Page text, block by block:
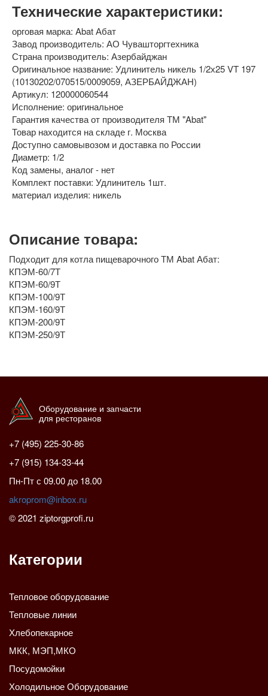
Технические характеристики:
орговая марка: Abat Абат
Завод производитель: АО Чувашторгтехника
Страна производитель: Азербайджан
Оригинальное название: Удлинитель никель 1/2х25 VT 197
(10130202/070515/0009059, АЗЕРБАЙДЖАН)
Артикул: 120000060544
Исполнение: оригинальное
Гарантия качества от производителя ТМ "Abat"
Товар находится на складе г. Москва
Доступно самовывозом и доставка по России
Диаметр: 1/2
Код замены, аналог - нет
Комплект поставки: Удлинитель 1шт.
материал изделия: никель
Описание товара:
Подходит для котла пищеварочного ТМ Abat Абат:
КПЭМ-60/7Т
КПЭМ-60/9Т
КПЭМ-100/9Т
КПЭМ-160/9Т
КПЭМ-200/9Т
КПЭМ-250/9Т
Оборудование и запчасти
для ресторанов
+7 (495) 225-30-86
+7 (915) 134-33-44
Пн-Пт с 09.00 до 18.00
akroprom@inbox.ru
© 2021 ziptorgprofi.ru
Категории
Тепловое оборудование
Тепловые линии
Хлебопекарное
МКК, МЭП,МКО
Посудомойки
Холодильное Оборудование